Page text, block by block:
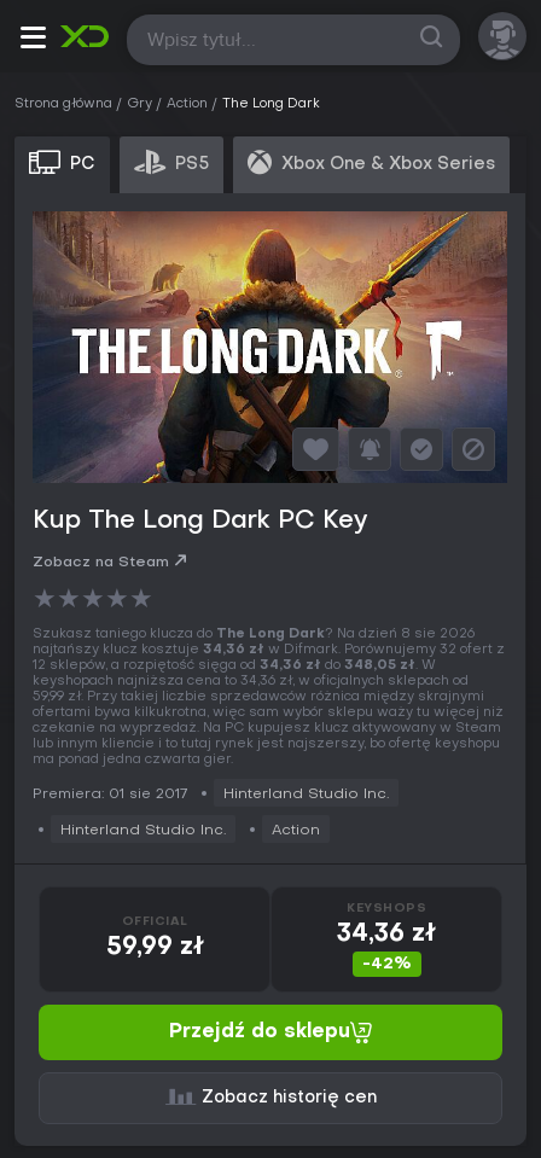
Wszystkie
Strona główna Gry Action The Long Dark
PC PS5 Xbox One & Xbox Series
Kup The Long Dark PC Key
Zobacz na Steam
★★★★★
Szukasz taniego klucza do The Long Dark? Na dzień 8 sie 2026
najtańszy klucz kosztuje 34,36 zł w Difmark. Porównujemy 32 ofert z
12 sklepów, a rozpiętość sięga od 34,36 zł do 348,05 zł. W
keyshopach najniższa cena to 34,36 zł, w oficjalnych sklepach od
59,99 zł. Przy takiej liczbie sprzedawców różnica między skrajnymi
ofertami bywa kilkukrotna, więc sam wybór sklepu waży tu więcej niż
czekanie na wyprzedaż. Na PC kupujesz klucz aktywowany w Steam
lub innym kliencie i to tutaj rynek jest najszerszy, bo ofertę keyshopu
ma ponad jedna czwarta gier.
Premiera: 01 sie 2017 Hinterland Studio Inc.
Hinterland Studio Inc. Action
OFFICIAL
59,99 zł
KEYSHOPS
34,36 zł
-42%
Przejdź do sklepu
Zobacz historię cen